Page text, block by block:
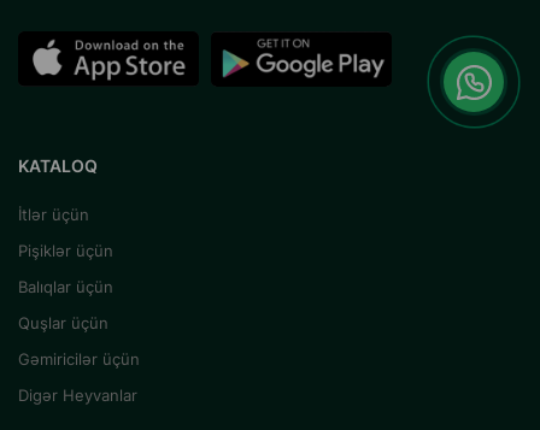
KATALOQ
İtlər üçün
Pişiklər üçün
Balıqlar üçün
Quşlar üçün
Gəmiricilər üçün
Digər Heyvanlar